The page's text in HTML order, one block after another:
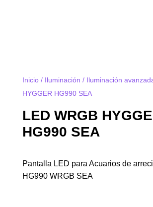
Inicio/ Iluminación / Iluminación
HYGGER HG990 SEA
LED WRGB
HG990 SEA
Pantalla LED para Acuarios de
HG990 WRGB SEA